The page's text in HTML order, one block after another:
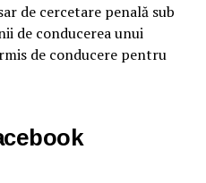
de cercetare penală sub
de conducerea unui
de conducere pentru